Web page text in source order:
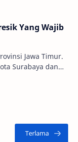
Yang Wajib
Jawa Timur.
Surabaya dan